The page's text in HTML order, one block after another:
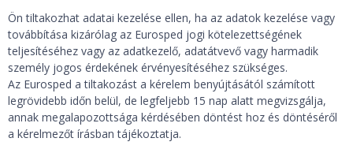
Ön tiltakozhat adatai kezelése ellen, ha az adatok kezelése vagy
továbbítása kizárólag az Eurosped jogi kötelezettségének
teljesítéséhez vagy az adatkezelő, adatátvevő vagy harmadik
személy jogos érdekének érvényesítéséhez szükséges.
Az Eurosped a tiltakozást a kérelem benyújtásától számított
legrövidebb időn belül, de legfeljebb 15 nap alatt megvizsgálja,
annak megalapozottsága kérdésében döntést hoz és döntéséről
a kérelmezőt írásban tájékoztatja.